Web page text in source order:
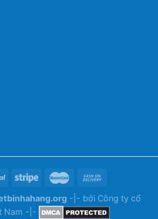
-|- bởi Công ty cổ
Nam -|-